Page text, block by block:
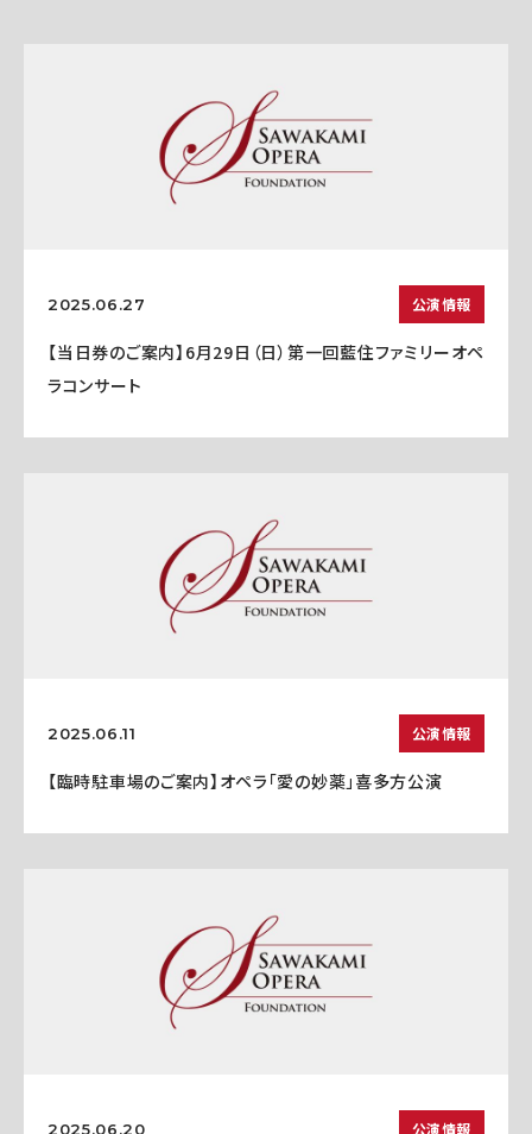
2025.06.27 公演情報
【当日券のご案内】6月29日（日）第一回藍住ファミリーオペ
ラコンサート
2025.06.11 公演情報
【臨時駐車場のご案内】オペラ「愛の妙薬」喜多方公演
2025.06.20 公演情報